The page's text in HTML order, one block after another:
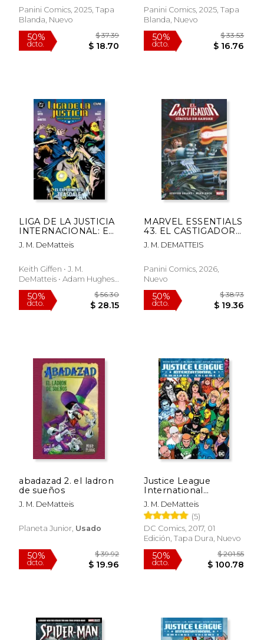
dcto. $ 56.73 dcto.
Panini Comics, 2025, Tapa
Blanda, Nuevo
50%
dcto.
Panini Comics, 2025, Tapa
Blanda, Nuevo
50%
dcto.
LIGA DE LA JUSTICIA
INTERNACIONAL: EL
EXPERIMENTO
TEASDALE V 5
J. M. DeMatteis
Keith Giffen • J. M.
DeMatteis • Adam Hughes,
2025, Tapa Blanda, Nuevo
MARVEL ESSENTIALS
43. EL CASTIGADOR
CIRCULO DE SANGRE
J. M. DEMATTEIS
Panini Comics, 2026,
Nuevo
abadazad 2. el ladron
de sueños
J. M. DeMatteis
Planeta Junior, Usado
Justice League
International
Omnibus Vol. 1 (en
Inglés)
J. M. DeMatteis
(5)
DC Comics, 2017, 01
Edición, Tapa Dura, Nuevo